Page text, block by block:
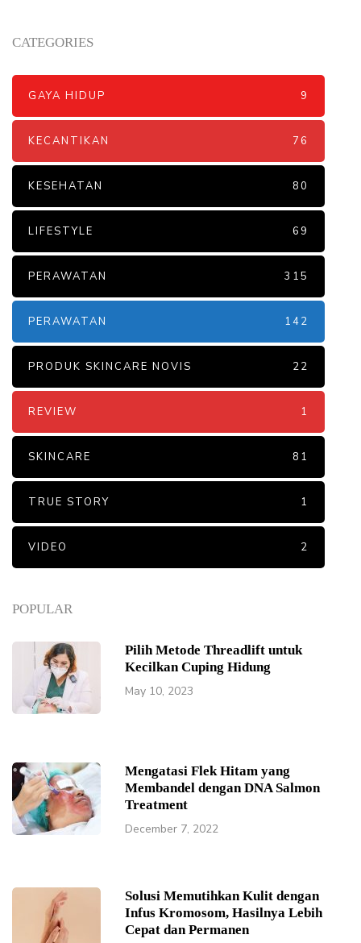
POPULAR
Pilih Metode Threadlift untuk
Kecilkan Cuping Hidung
May 10, 2023
Mengatasi Flek Hitam yang
Membandel dengan DNA Salmon
Treatment
December 7, 2022
Solusi Memutihkan Kulit dengan
Infus Kromosom, Hasilnya Lebih
Cepat dan Permanen
CATEGORIES
GAYA HIDUP 9
KECANTIKAN 76
KESEHATAN 80
LIFESTYLE 69
PERAWATAN 315
PERAWATAN 142
PRODUK SKINCARE NOVIS 22
REVIEW 1
SKINCARE 81
TRUE STORY 1
VIDEO 2